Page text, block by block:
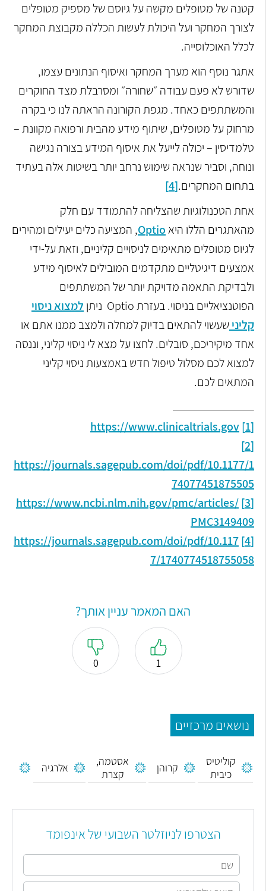
קטנה של מטופלים מקשה על גיוסם של מספיק מטופלים
לצורך המחקר ועל היכולת לעשות הכללה מקבוצת המחקר
לכלל האוכלוסייה.
אתגר נוסף הוא מערך המחקר ואיסוף הנתונים עצמו,
שדורש לא פעם עבודה ״שחורה״ ומסרבלת מצד החוקרים
והמשתתפים כאחד. מגפת הקורונה הראתה לנו כי בקרה
מרחוק על מטופלים, שיתוף מידע מהבית ורפואה מקוונת –
טלמדיסין – יכולה לייעל את איסוף המידע בצורה נגישה
ונוחה, וסביר שנראה שימוש נרחב יותר בשיטות אלה בעתיד
בתחום המחקרים.[4]
אחת הטכנולוגיות שהצליחה להתמודד עם חלק
מהאתגרים הללו היאOptio, המציעה כלים יעילים ומהירים
לגיוס מטופלים מתאימים לניסויים קליניים, וזאת על-ידי
אמצעים דיגיטליים מתקדמים המובילים לאיסוף מידע
ולבדיקת התאמה מדויקת יותר של המשתתפים
הפוטנציאליים בניסוי. בעזרת Optio ניתן
למצוא ניסוי
קליני שעשוי להתאים בדיוק למחלה ולמצב ממנו אתם או
אחד מיקיריכם, סובלים. לחצו על מצא לי ניסוי קליני, וננסה
למצוא לכם מסלול טיפול חדש באמצעות ניסוי קליני
המתאים לכם.
[1]
https://www.clinicaltrials.gov
[2]
https://journals.sagepub.com/doi/pdf/10.1177/1
74077451875505
[3]
https://www.ncbi.nlm.nih.gov/pmc/articles/
PMC3149409
[4]
https://journals.sagepub.com/doi/pdf/10.117
7/1740774518755058
האם המאמר עניין אותך?
1
0
נושאים מרכזיים
קוליטיס
כיבית
קרוהן
אסטמה,
קצרת
אלרגיה
הצטרפו לניוזלטר השבועי של אינפומד